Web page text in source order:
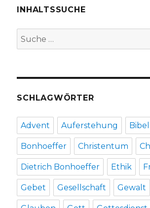
Fleischer,
2017
INHALTSSUCHE
Suche
nach:
SCHLAGWÖRTER
Advent Auferstehung Bibel
Bonhoeffer Christentum
Dietrich Bonhoeffer Ethik
Gebet Gesellschaft Gewalt